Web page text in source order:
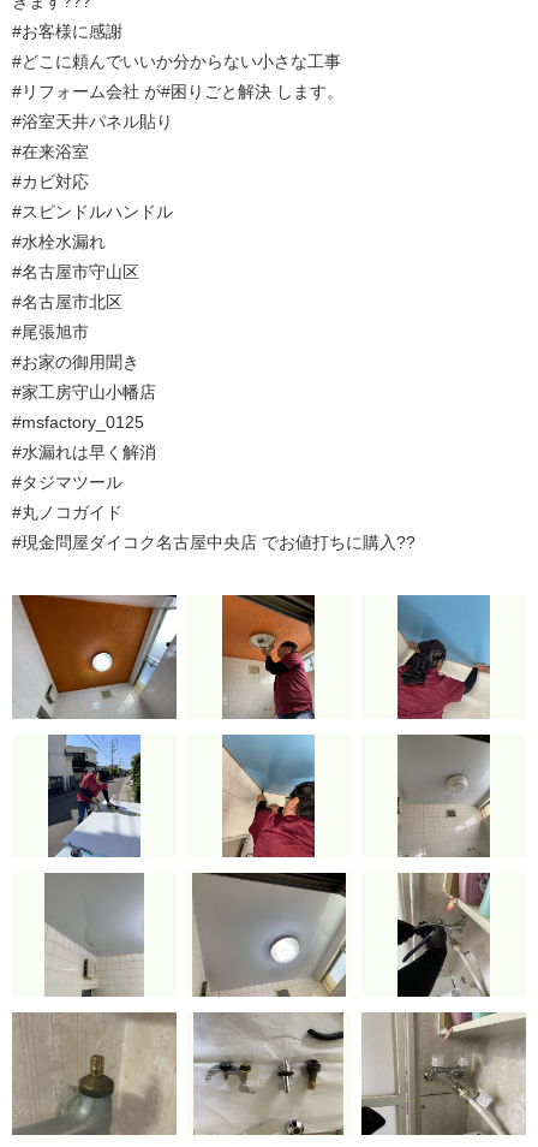
#お客様に感謝
#どこに頼んでいいか分からない小さな工事
#リフォーム会社 が#困りごと解決 します。
#浴室天井パネル貼り
#在来浴室
#カビ対応
#スピンドルハンドル
#水栓水漏れ
#名古屋市守山区
#名古屋市北区
#尾張旭市
#お家の御用聞き
#家工房守山小幡店
#msfactory_0125
#水漏れは早く解消
#タジマツール
#丸ノコガイド
#現金問屋ダイコク名古屋中央店 でお値打ちに購入??